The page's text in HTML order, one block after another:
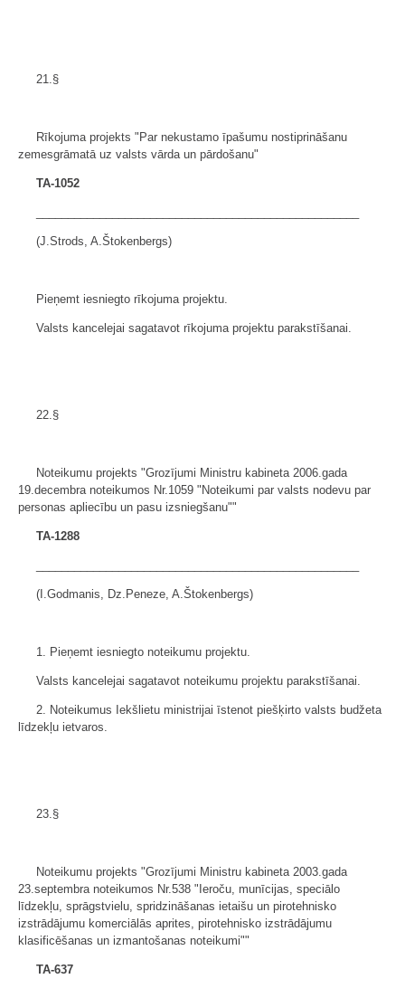
21.§
Rīkojuma projekts "Par nekustamo īpašumu nostiprināšanu
zemesgrāmatā uz valsts vārda un pārdošanu"
TA-1052
(J.Strods, A.Štokenbergs)
Pieņemt iesniegto rīkojuma projektu.
Valsts kancelejai sagatavot rīkojuma projektu parakstīšanai.
22.§
Noteikumu projekts "Grozījumi Ministru kabineta 2006.gada
19.decembra noteikumos Nr.1059 "Noteikumi par valsts nodevu par
personas apliecību un pasu izsniegšanu""
TA-1288
(I.Godmanis, Dz.Peneze, A.Štokenbergs)
1. Pieņemt iesniegto noteikumu projektu.
Valsts kancelejai sagatavot noteikumu projektu parakstīšanai.
2. Noteikumus Iekšlietu ministrijai īstenot piešķirto valsts budžeta
līdzekļu ietvaros.
23.§
Noteikumu projekts "Grozījumi Ministru kabineta 2003.gada
23.septembra noteikumos Nr.538 "Ieroču, munīcijas, speciālo
līdzekļu, sprāgstvielu, spridzināšanas ietaišu un pirotehnisko
izstrādājumu komerciālās aprites, pirotehnisko izstrādājumu
klasificēšanas un izmantošanas noteikumi""
TA-637